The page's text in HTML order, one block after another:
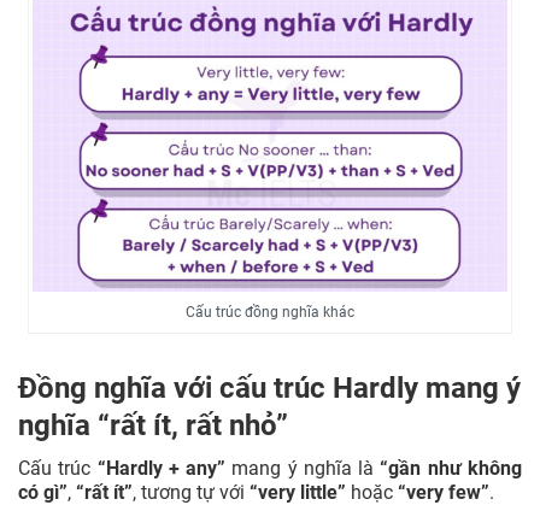
Cấu trúc đồng nghĩa khác
Đồng nghĩa với cấu trúc Hardly mang ý
nghĩa “rất ít, rất nhỏ”
Cấu trúc “Hardly + any” mang ý nghĩa là“gần như không
có gì”, “rất ít”, tương tự với “very little” hoặc “very few”.